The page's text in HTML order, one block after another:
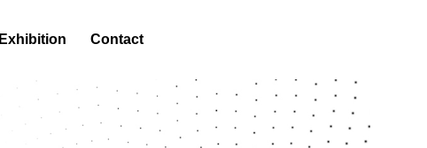
Exhibition Contact